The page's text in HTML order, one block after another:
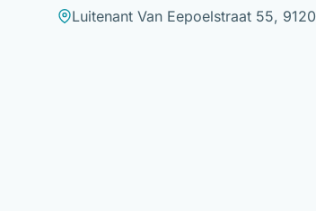
Luitenant Van Eepoelstraat 55,